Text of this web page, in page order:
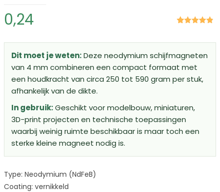
gebaseerd
waarderingen
0,24
Dit moet je weten:Deze neodymium schijfmagneten
van 4 mm combineren een compact formaat met
een houdkracht van circa 250 tot 590 gram per stuk,
afhankelijk van de dikte.
In gebruik:Geschikt voor modelbouw, miniaturen,
3D-print projecten en technische toepassingen
waarbij weinig ruimte beschikbaar is maar toch een
sterke kleine magneet nodig is.
Type: Neodymium (NdFeB)
Coating: vernikkeld